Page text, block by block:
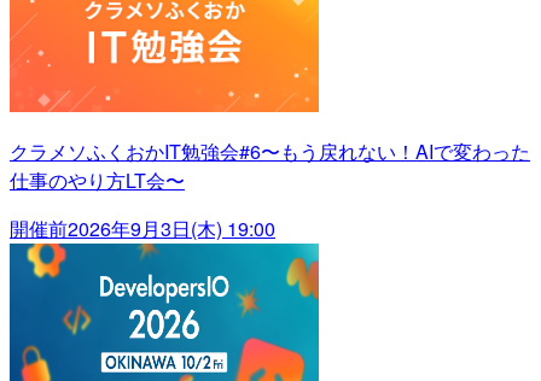
クラメソふくおかIT勉強会#6〜もう戻れない！AIで変わった
仕事のやり方LT会〜
開催前2026年9月3日(木) 19:00